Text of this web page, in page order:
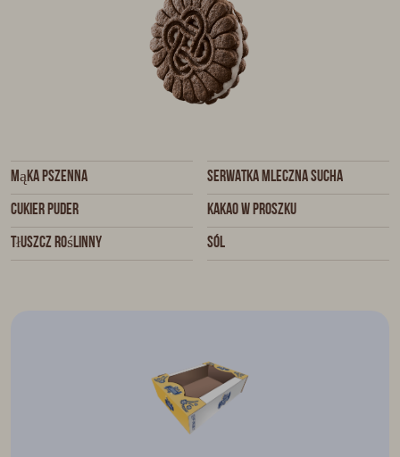
mąka pszenna
cukier puder
tłuszcz roślinny
serwatka mleczna sucha
kakao w proszku
sól